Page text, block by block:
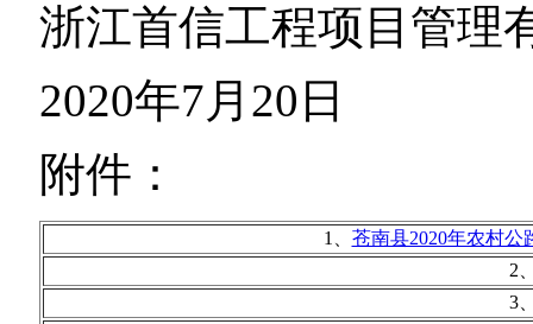
浙江首信工程项目管理
2020年7月20日
附件：
1、 苍南县2020年农村公
2
3